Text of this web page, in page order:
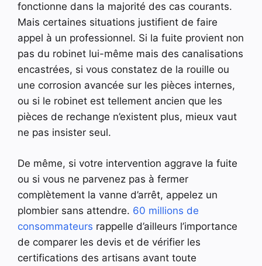
fonctionne dans la majorité des cas courants.
Mais certaines situations justifient de faire
appel à un professionnel. Si la fuite provient non
pas du robinet lui-même mais des canalisations
encastrées, si vous constatez de la rouille ou
une corrosion avancée sur les pièces internes,
ou si le robinet est tellement ancien que les
pièces de rechange n’existent plus, mieux vaut
ne pas insister seul.
De même, si votre intervention aggrave la fuite
ou si vous ne parvenez pas à fermer
complètement la vanne d’arrêt, appelez un
plombier sans attendre. 60 millions de
consommateurs rappelle d’ailleurs l’importance
de comparer les devis et de vérifier les
certifications des artisans avant toute